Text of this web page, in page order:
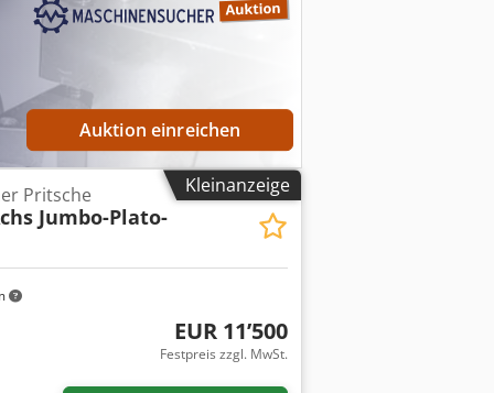
Zuggabel ausziehbar Preis: 1.000
Ladeflächenlänge 8.600 mm, 9.000
vorbehalten, Muster- Bilder --,
Auktion einreichen
Kleinanzeige
Pritsche
Jumbo-Plato-
EUR 11’500
Festpreis zzgl. MwSt.